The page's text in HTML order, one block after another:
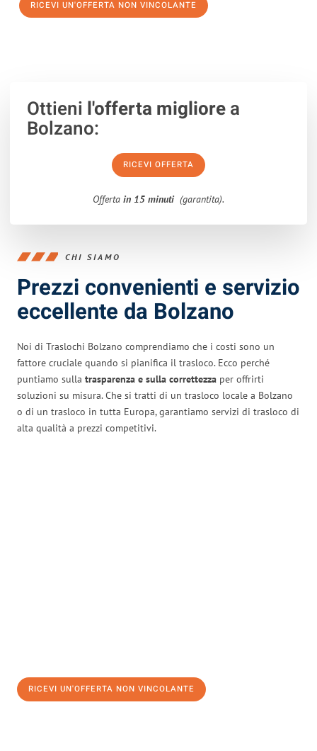
RICEVI UN'OFFERTA NON VINCOLANTE
Ottieni l'offerta migliorea
Bolzano:
RICEVI OFFERTA
Offerta in 15 minuti (garantita).
CHI SIAMO
Prezzi convenienti e servizio
eccellente da Bolzano
Noi di Traslochi Bolzano comprendiamo che i costi sono un
fattore cruciale quando si pianifica il trasloco. Ecco perché
puntiamo sulla trasparenza e sulla correttezza per offrirti
soluzioni su misura. Che si tratti di un trasloco locale a Bolzano
o di un trasloco in tutta Europa, garantiamo servizi di trasloco di
alta qualità a prezzi competitivi.
RICEVI UN'OFFERTA NON VINCOLANTE